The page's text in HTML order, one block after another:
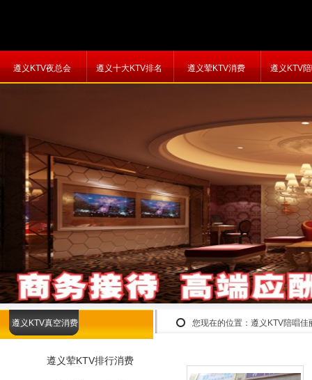
遵义KTV夜总会 遵义十大KTV排名 遵义荤KTV消费 遵义KTV
您现在的位置： 遵义KTV陪唱佳
遵义KTV真空消费
遵义荤KTV排行消费